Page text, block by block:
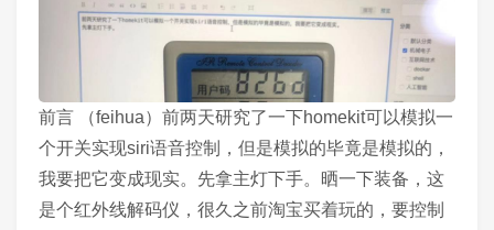
前言 （feihua）前两天研究了一下homekit可以模拟一
个开关实现siri语音控制，但是模拟的毕竟是模拟的，
我要把它变成现实。先拿主灯下手。晒一下装备，这
是个红外线解码仪，很久之前淘宝买着玩的，要控制